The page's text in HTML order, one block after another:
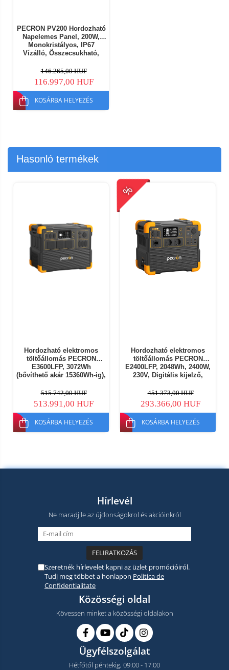
PECRON PV200 Hordozható
Napelemes Panel, 200W,
Monokristályos, IP67
Vízálló, Összecsukható,
Gyors Töltéshez
146.265,00 HUF
116.997,00 HUF
KOSÁRBA HELYEZÉS
Hasonló termékek
Hordozható elektromos
töltőállomás PECRON
E3600LFP, 3072Wh
(bővíthető akár 15360Wh-ig),
kijelző, szupergyors töltés
1,5 óra, LiFePO4
akkumulátor, dupla MPPT,
515.742,00 HUF
513.991,00 HUF
KOSÁRBA HELYEZÉS
%
Hordozható elektromos
töltőállomás PECRON
E2400LFP, 2048Wh, 2400W,
230V, Digitális kijelző,
LiFePO4 akkumulátor, Dupla
MPPT vezérlő, 12 kimenet,
BMS védelem
451.373,00 HUF
293.366,00 HUF
KOSÁRBA HELYEZÉS
Hírlevél
Ne maradj le az újdonságokrol és akcióinkról
Szeretnék hírlevelet kapni az üzlet promócióiról.
Tudj meg többet a honlapon Politica de
Confidentialitate
Közösségi oldal
Kövessen minket a közösségi oldalakon
Ügyfélszolgálat
Hétfőtől péntekig, 09:00 - 17:00